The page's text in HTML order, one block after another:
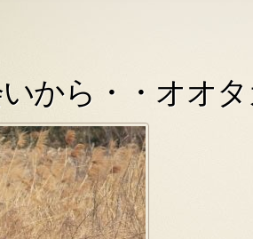
から・・オオ